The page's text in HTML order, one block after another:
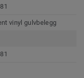
vinyl gulvbelegg